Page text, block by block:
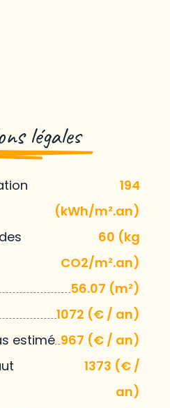
légales
194
(kWh/m².an)
60 (kg
CO2/m².an)
56.07 (m²)
1072 (€ / an)
estimé 967 (€ / an)
1373 (€ /
an)